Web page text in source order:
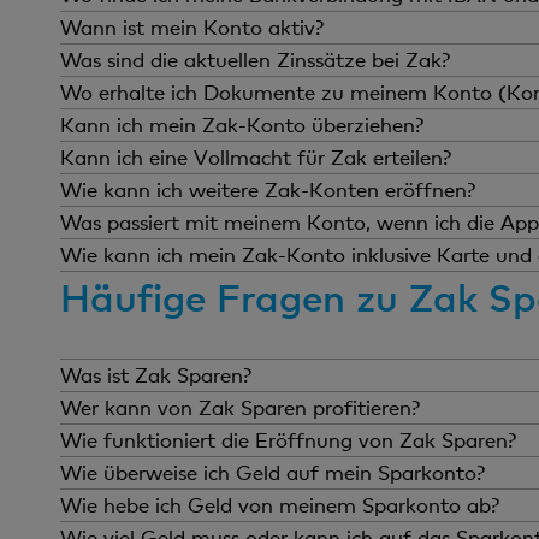
Die BIC (SWIFT)-Nummer der Cler-
Unser Tipp: Verwende deinen
«Geld empfangen oder einzahlen»
Deine Bankverbindung ist auch auf
«Dokumentenablage».
Wann ist mein Konto aktiv?
Dein Konto wird normalerweise
Support-Team unter0848 845 245
bis 18 Uhr zur Verfügung.
Was sind die aktuellen Zinssätze bei Zak?
Die aktuellen Zinssätze findest du
Wo erhalte ich Dokumente zu meinem Konto
Zak ist digital - daher erhältst du
Sofern du Belege von spezifischen
und schon erhältst du die
Kann ich mein Zak-Konto überziehen?
Generell werden bei der Bank Cler
Kann ich eine Vollmacht für Zak erteilen?
Ja, du kannst für deine Zak-
uns mit, dass du das Formular für
Wie kann ich weitere Zak-Konten eröffnen?
Mit Zak eröffnest du ein
Bank Cler gerne. Jetzt Kontakt
Was passiert mit meinem Konto, wenn ich die App
Das Löschen der App zieht nicht
(vergleiche die etwaigen Gebühren
befolge die entsprechenden
Wie kann ich mein Zak-Konto inklusive Karte und
Wir bedauern das zu hören. Für
2565 4002 Basel.
«Kontoschliessung
Häufige Fragen zu Zak
Was ist Zak Sparen?
Bei Zak Sparen handelt es sich um
0,20% und kannst deine Sparziele
Wer kann von Zak Sparen profitieren?
Das Plug-in «Zak Sparen» können
Du hast die Zak-App noch nicht?
Eröffne mit Zak zuerst das
Wie funktioniert die Eröffnung von Zak Sparen?
So funktioniert’s:
1. Plug-in «Zak Sparen» im Zak Store
2. Eröffnungsunterlagen bequem in
Wie überweise ich Geld auf mein Sparkonto?
Du kannst ganz einfach mittels
Wie hebe ich Geld von meinem Sparkonto ab?